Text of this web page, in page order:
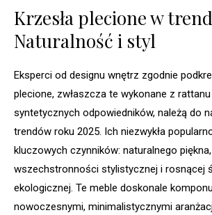
Krzesła plecione w
Naturalność i styl
Eksperci od designu wnętrz zgodnie
plecione, zwłaszcza te wykonane z
syntetycznych odpowiedników, należą do
trendów roku 2025. Ich niezwykła
kluczowych czynników: naturalnego piękna,
wszechstronności stylistycznej i rosnącej
ekologicznej. Te meble doskonale
nowoczesnymi, minimalistycznymi